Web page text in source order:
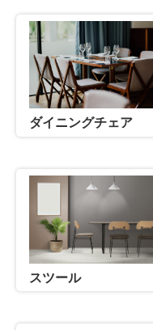
ダイニングチェア
スツール